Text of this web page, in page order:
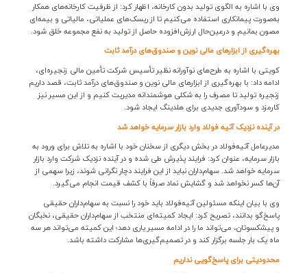
وی با اشاره به الگوی تولید بدون کارخانه، اظهار کرد: از ظرفیت کارخانه‌های همکار
به‌صورت پیمانکاری استفاده می‌کنیم تا از ریسک‌های عملیاتی، مالیاتی و بیمه‌ای
مصون بمانیم و درعین‌حال ارزش‌افزوده حاصل از تولید به نفع مجموعه خلق شود.
بهره‌گیری از ابزارهای مالی نوین و صندوق‌های درآمد ثابت
کویتی با اشاره به طرح‌های نوآورانه نظیر تأسیس شرکت تأمین مالی زنجیره‌ای،
ادامه داد: با بهره‌گیری از ابزارهای مالی نوین و صندوق‌های درآمد ثابت، قصد داریم
زنجیره تولید تا مصرف را به شکلی هوشمندانه مدیریت کنیم و از این مسیر نیز
کارمزد و سودآوری جدیدی برای هلدینگ ایجاد شود.
در آینده نزدیک آتیه فولاد وارد بازار سرمایه خواهد شد
مدیرعامل آتیه‌فولاد در بخش دیگری از سخنان خود با اشاره به تلاش برای ورود به
بازار سرمایه، عنوان کرد: فرایند پذیرش طی شده و در آینده نزدیک شرکت وارد بازار
سرمایه خواهد شد. سهام‌داران نباید از این فرایند دچار نگرانی شوند، زیرا سهمی از
آن‌ها کسر نخواهد شد و گشایش نماد صرفاً با کشف قیمت انجام می‌گیرد.
وی با بیان اینکه مسئولین آتیه‌فولاد باید خود را نسبت به سهام‌داران حقیقی
پاسخ‌گو بدانند، تصریح کرد: ایجاد کمیته‌ای منتخب از سهام‌داران حقیقی، نخبگان
و پیشکسوتان، می‌تواند ما را در ادامه مسیر یاری دهد؛ این کمیته می‌تواند هر سه
ماه یک بار جلسه برگزار کند و در تصمیم‌گیری‌ها مشارکت داشته باشد.
محدودیتی برای پاسخ‌گویی نداریم